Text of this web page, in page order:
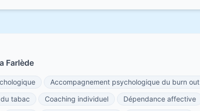
Farlède
Accompagnement psychologique du burn out
tabac Coaching individuel
Dépendance affective